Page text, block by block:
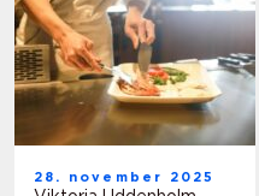
28. november 2025